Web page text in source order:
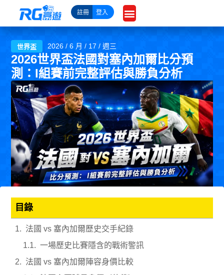
主
註冊 登入
世界盃 2026 / 6 月 / 17 / 週三
2026世界盃法國對塞內加爾比分預
測：I組賽前完整評估與勝負分析
目錄
法國 vs 塞內加爾歷史交手紀錄
一場歷史比賽隱含的戰術警訊
法國 vs 塞內加爾陣容身價比較